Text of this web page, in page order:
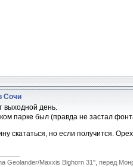
Сочи
выходной день.
парке был (правда не застал
скататься, но если получится.
Geolander/Maxxis Bighorn 31'', перед